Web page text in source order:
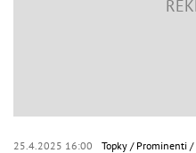
25.4.2025 16:00 Topky Prominenti